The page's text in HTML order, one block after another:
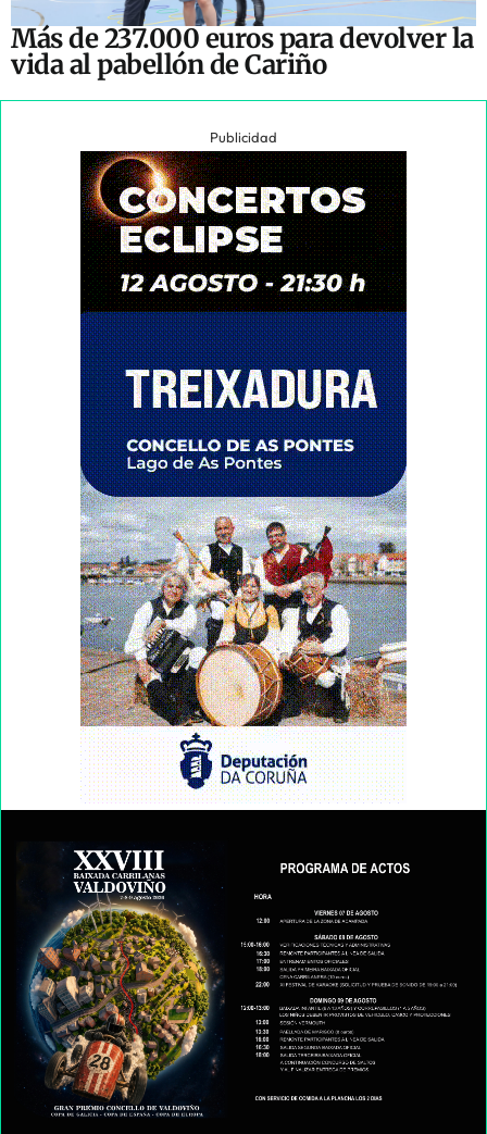
Más de 237.000 euros para devolver la
vida al pabellón de Cariño
Publicidad